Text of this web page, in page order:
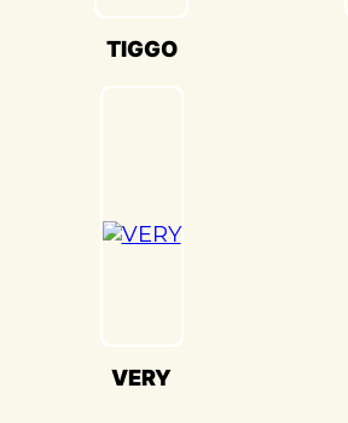
Мы гордимся своей
воссоздавать
TIGGO
VERY